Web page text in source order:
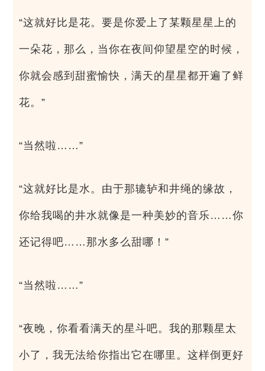
“这就好比是花。要是你爱上了某颗星星上的
一朵花，那么，当你在夜间仰望星空的时候，
你就会感到甜蜜愉快，满天的星星都开遍了鲜
花。”
“当然啦……”
“这就好比是水。由于那辘轳和井绳的缘故，
你给我喝的井水就像是一种美妙的音乐……你
还记得吧……那水多么甜哪！”
“当然啦……”
“夜晚，你看看满天的星斗吧。我的那颗星太
小了，我无法给你指出它在哪里。这样倒更好